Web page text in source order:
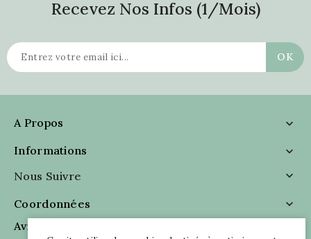
Recevez Nos Infos (1/mois)
A Propos

Informations

Nous Suivre

Coordonnées

Avis Clients